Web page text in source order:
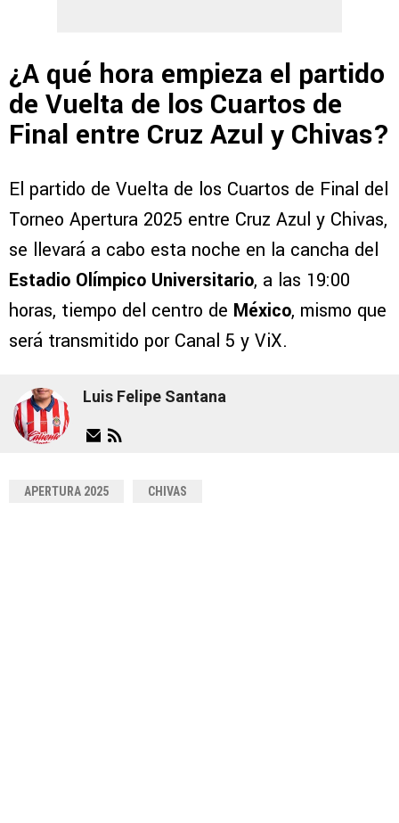
¿A qué hora empieza el partido
de Vuelta de los Cuartos de
Final entre Cruz Azul y Chivas?
El partido de Vuelta de los Cuartos de Final del
Torneo Apertura 2025 entre Cruz Azul y Chivas,
se llevará a cabo esta noche en la cancha del
Estadio Olímpico Universitario, a las 19:00
horas, tiempo del centro de México, mismo que
será transmitido por Canal 5 y ViX.
Luis Felipe Santana
APERTURA 2025 CHIVAS